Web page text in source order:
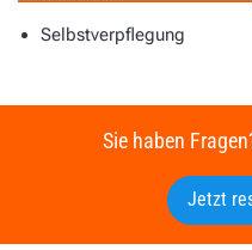
Selbstverpflegung
Sie haben
Jetzt